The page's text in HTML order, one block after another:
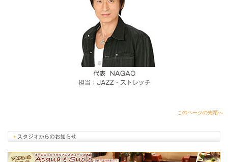
このページの先頭へ